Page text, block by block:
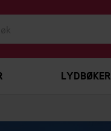
LYDBØKER